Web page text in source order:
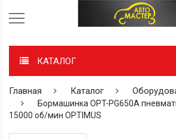
КАТАЛОГ
Главная Каталог
Бормашинка OPT-PG650A
15000 об/мин OPTIMUS